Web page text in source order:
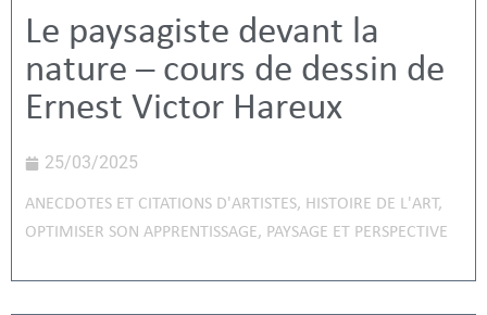
Le paysagiste devant la
nature – cours de dessin de
Ernest Victor Hareux
25/03/2025
ANECDOTES ET CITATIONS D'ARTISTES, HISTOIRE DE L'ART,
OPTIMISER SON APPRENTISSAGE, PAYSAGE ET PERSPECTIVE